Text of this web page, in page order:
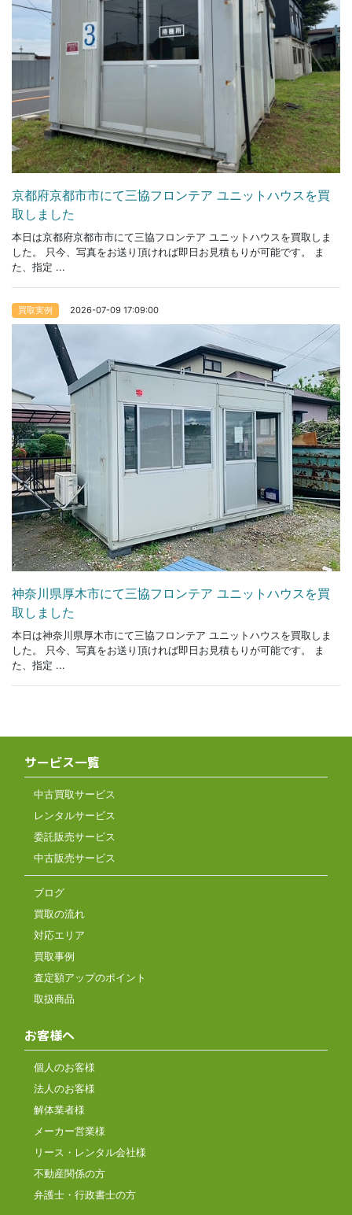
京都府京都市市にて三協フロンテア ユニットハウスを買
取しました
本日は京都府京都市市にて三協フロンテア ユニットハウスを買取しま
した。 只今、写真をお送り頂ければ即日お見積もりが可能です。 ま
た、指定 ...
買取実例 2026-07-09 17:09:00
神奈川県厚木市にて三協フロンテア ユニットハウスを買
取しました
本日は神奈川県厚木市にて三協フロンテア ユニットハウスを買取しま
した。 只今、写真をお送り頂ければ即日お見積もりが可能です。 ま
た、指定 ...
サービス一覧
中古買取サービス
レンタルサービス
委託販売サービス
中古販売サービス
ブログ
買取の流れ
対応エリア
買取事例
査定額アップのポイント
取扱商品
お客様へ
個人のお客様
法人のお客様
解体業者様
メーカー営業様
リース・レンタル会社様
不動産関係の方
弁護士・行政書士の方